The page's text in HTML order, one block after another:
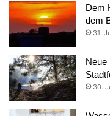
Dem
dem
31.
Neue
30.